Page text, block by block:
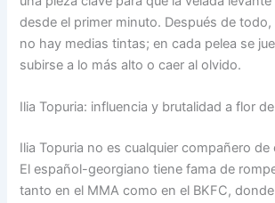
desde el primer minuto. Después de
no hay medias tintas; en cada pelea se
subirse a lo más alto o caer al olvido.
Ilia Topuria: influencia y brutalidad a flor
Ilia Topuria no es cualquier compañero
El español-georgiano tiene fama de
tanto en el MMA como en el BKFC,